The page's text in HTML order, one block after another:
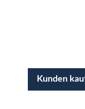
Kunden